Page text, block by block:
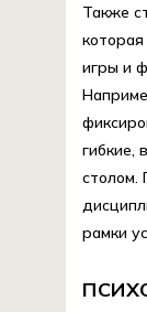
Также
игры и
гибкие,
столом.
рамки